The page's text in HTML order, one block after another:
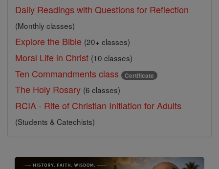
Daily Readings with Questions for Reflection
(Monthly classes)
Explore the Bible (20+ classes)
Moral Life in Christ (10 classes)
Ten Commandments class Certificate
The Holy Rosary (6 classes)
RCIA - Rite of Christian Initiation for Adults
(Students & Catechists)